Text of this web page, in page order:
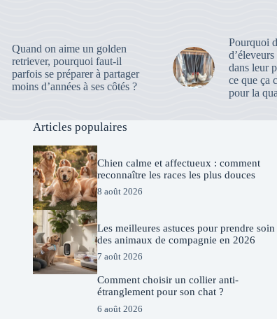
Quand on aime un golden
retriever, pourquoi faut-il
parfois se préparer à partager
moins d’années à ses côtés ?
Pourquoi
dans leur
ce que ça
pour la
Articles populaires
Chien calme et affectueux : comment
reconnaître les races les plus douces
8 août 2026
Les meilleures astuces pour prendre soin
des animaux de compagnie en 2026
7 août 2026
Comment choisir un collier anti-
étranglement pour son chat ?
6 août 2026